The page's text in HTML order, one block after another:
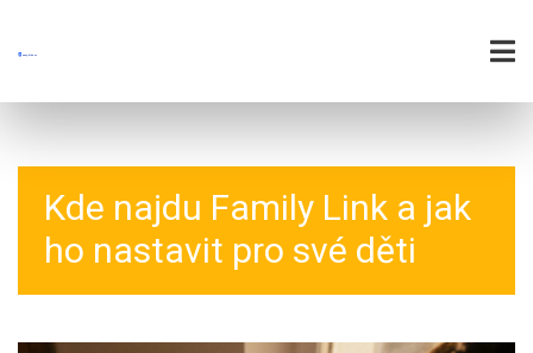
Kde najdu Family Link a jak
ho nastavit pro své děti